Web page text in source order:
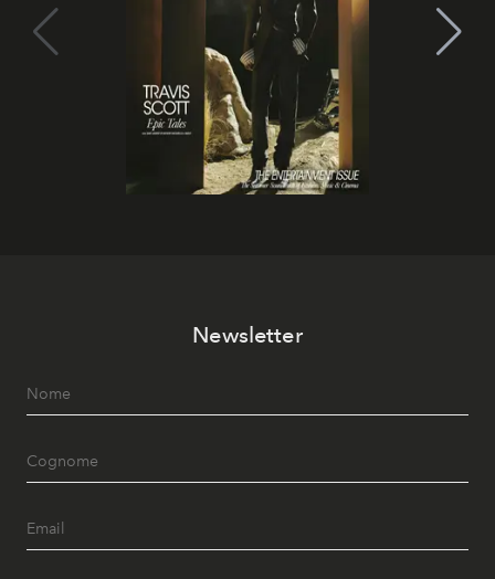
Newsletter